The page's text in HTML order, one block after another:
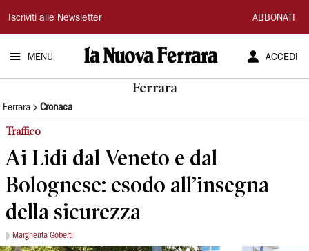
La
Nuova
Ferrara
Iscriviti alle Newsletter ABBONATI
MENU ACCEDI
Ferrara
Ferrara Cronaca
Traffico
Ai Lidi dal Veneto e dal
Bolognese: esodo all’insegna
della sicurezza
Margherita Goberti